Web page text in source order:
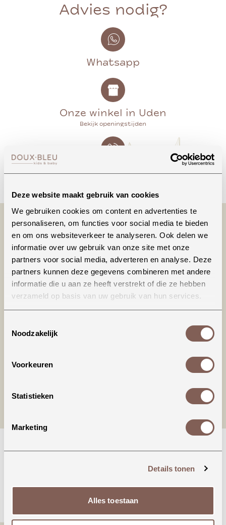
Deze website maakt gebruik van cookies
We gebruiken cookies om content en advertenties te
personaliseren, om functies voor social media te bieden
en om ons websiteverkeer te analyseren. Ook delen we
informatie over uw gebruik van onze site met onze
partners voor social media, adverteren en analyse. Deze
partners kunnen deze gegevens combineren met andere
informatie die u aan ze heeft verstrekt of die ze hebben
verzameld op basis van uw gebruik van hun services.
Noodzakelijk
Voorkeuren
Statistieken
Marketing
Details tonen
Alles toestaan
Advies nodig?
Whatsapp
Onze winkel in Uden
Bekijk openingstijden
Bellen
Productinformatie
€ 24,99
€ 70,00